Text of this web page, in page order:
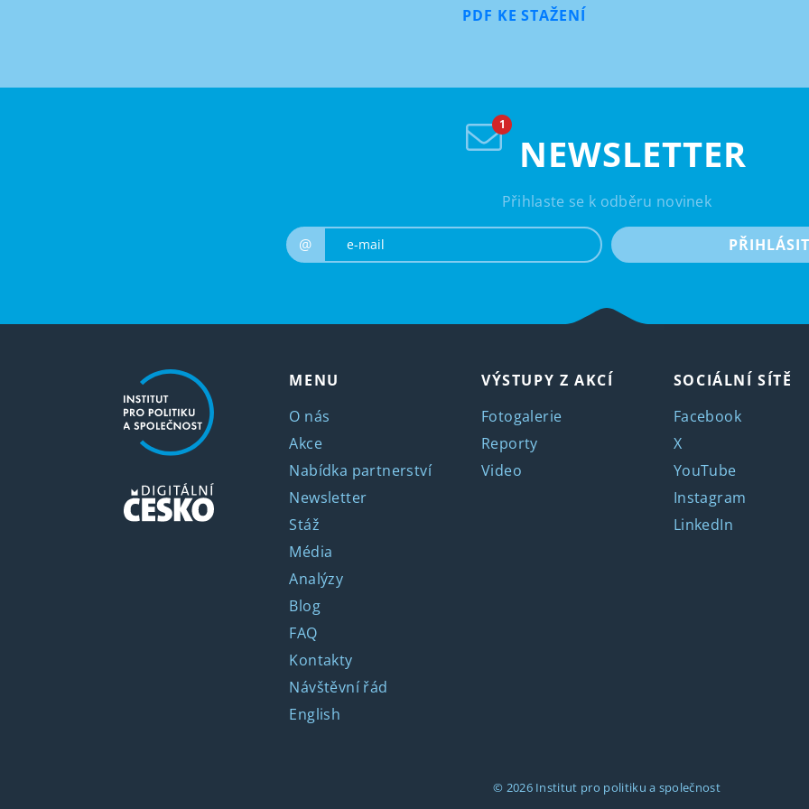
PDF KE STAŽENÍ
NEWSLETTER
Přihlaste se k odběru novinek
@ PŘIHLÁSIT
MENU
O nás
Akce
Nabídka partnerství
Newsletter
Stáž
Média
Analýzy
Blog
FAQ
Kontakty
Návštěvní řád
English
VÝSTUPY Z AKCÍ
Fotogalerie
Reporty
Video
SOCIÁLNÍ SÍTĚ
Facebook
X
YouTube
Instagram
LinkedIn
© 2026 Institut pro politiku a společnost